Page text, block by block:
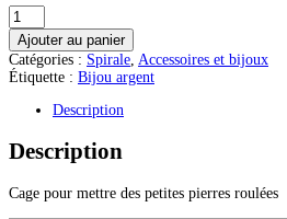
quantité
de
Spirale
argenté
Ajouter au panier
Catégories : Spirale Accessoires et bijoux
Étiquette : Bijou argent
Description
Description
Cage pour mettre des petites pierres roulées